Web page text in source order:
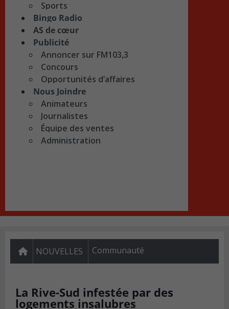
Sports
Bingo Radio
AS de cœur
Publicité
Annoncer sur FM103,3
Concours
Opportunités d’affaires
Nous Joindre
Animateurs
Journalistes
Équipe des ventes
Administration
NOUVELLES Communauté
La Rive-Sud infestée par des
logements insalubres